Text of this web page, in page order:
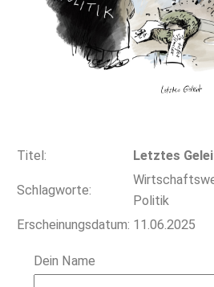
Titel: Letztes
Schlagworte:
Politik
Erscheinungsdatum: 11.06.2025
Dein Name